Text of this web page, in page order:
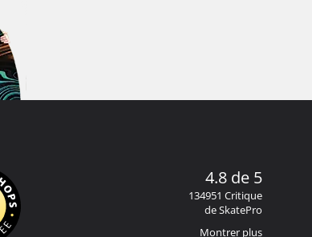
4.8 de 5
134951 Critique
de SkatePro
Montrer plus